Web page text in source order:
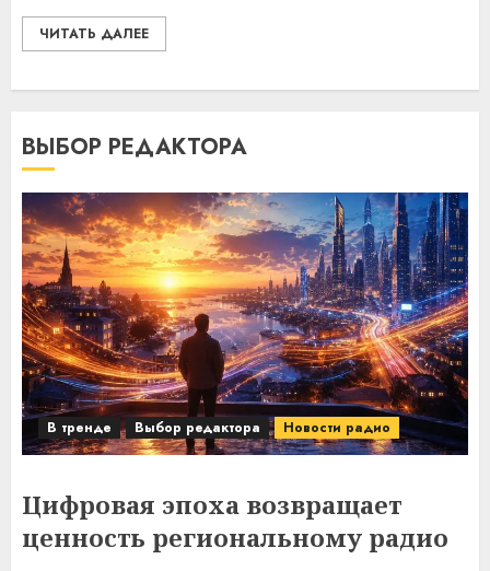
ЧИТАТЬ ДАЛЕЕ
ВЫБОР РЕДАКТОРА
В тренде Выбор редактора Новости радио
Цифровая эпоха возвращает
ценность региональному радио